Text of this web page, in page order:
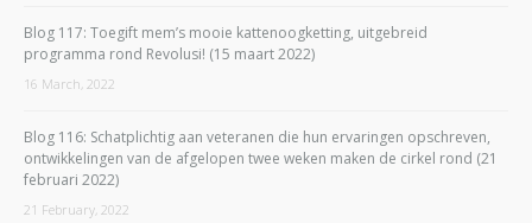
Blog 117: Toegift mem’s mooie kattenoogketting, uitgebreid
programma rond Revolusi! (15 maart 2022)
16 March, 2022
Blog 116: Schatplichtig aan veteranen die hun ervaringen opschreven,
ontwikkelingen van de afgelopen twee weken maken de cirkel rond (21
februari 2022)
21 February, 2022